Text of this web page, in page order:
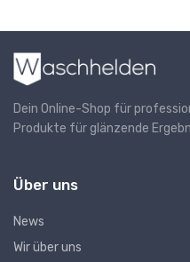
Dein Online-Shop für
Produkte für glänzende
Über uns
News
Wir über uns